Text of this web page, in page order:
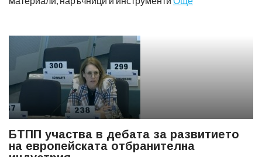
БТПП участва в дебата за развитието
на европейската отбранителна